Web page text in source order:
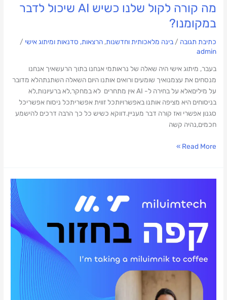
מה קורה לקול שלנו כשיש AI שיכול לדבר
במקומנו?
כתיבת תגובה /בינה מלאכותית וחדשנות,הרצאות, סדנאות ומיתוג אישי /
admin
בעבר, מיתוג אישי היה שאלה של נראותמי אנחנו בתוך הרעשאיך אנחנו
מנסחים את עצמנואיך שומעים ורואים אותנו היום השאלה השתנתהלא מדובר
על מיליםאלא על בחירה ל- AI אין מתחרים לא במחקר,לא ברעיונות,לא
בניסוחים היא מציפה אותנו באפשרויותכל זווית אפשריתכל ניסוח אפשריכל
סגנון אפשרי ואז קורה דבר מעניין.דווקא כשיש כל כך הרבה דרכים להישמע
חכמים,נהיה קשה
לקול
כשיש
AI
שיכול
במקומנו?
Read More »
מנטורית
ב-2026
במיזם